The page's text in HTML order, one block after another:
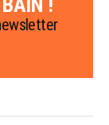
BAIN !